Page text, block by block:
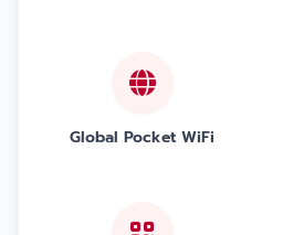
Global Pocket WiFi